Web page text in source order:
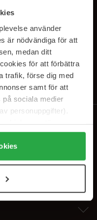
använder
är nödvändiga för att
medan ditt
för att förbättra
trafik, förse dig med
samt för att
sociala medier
personuppgifter).
accepterar du
kan anpassa
när som helst återkalla
Integritetspolicy.